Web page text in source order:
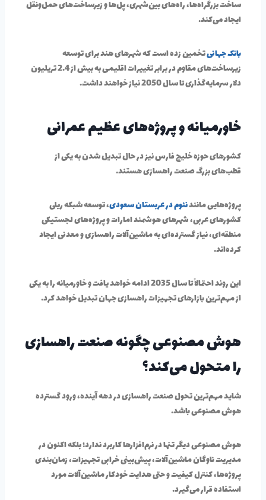
ساخت بزرگراه‌ها، راه‌های بین‌شهری، پل‌ها و زیرساخت‌های حمل‌ونقل
ایجاد می‌کند.
بانک جهانیتخمین زده است که شهرهای هند برای توسعه
زیرساخت‌های مقاوم در برابر تغییرات اقلیمی به بیش از 2.4 تریلیون
دلار سرمایه‌گذاری تا سال 2050 نیاز خواهند داشت.
خاورمیانه و پروژه‌های عظیم عمرانی
کشورهای حوزه خلیج فارس نیز در حال تبدیل شدن به یکی از
قطب‌های بزرگ صنعت راهسازی هستند.
پروژه‌هایی مانندنئوم در عربستان سعودی، توسعه شبکه ریلی
کشورهای عربی، شهرهای هوشمند امارات و پروژه‌های لجستیکی
منطقه‌ای، نیاز گسترده‌ای به ماشین‌آلات راهسازی و معدنی ایجاد
کرده‌اند.
این روند احتمالاً تا سال 2035 ادامه خواهد یافت و خاورمیانه را به یکی
از مهم‌ترین بازارهای تجهیزات راهسازی جهان تبدیل خواهد کرد.
هوش مصنوعیچگونه صنعت راهسازی
را متحول می‌کند؟
شاید مهم‌ترین تحول صنعت راهسازی در دهه آینده، ورود گسترده
هوش مصنوعی باشد.
هوش مصنوعی دیگر تنها در نرم‌افزارها کاربرد ندارد؛ بلکه اکنون در
مدیریت ناوگان ماشین‌آلات، پیش‌بینی خرابی تجهیزات، زمان‌بندی
پروژه‌ها، کنترل کیفیت و حتی هدایت خودکار ماشین‌آلات مورد
استفاده قرار می‌گیرد.